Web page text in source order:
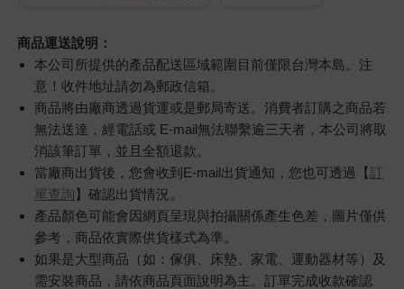
商品運送說明：
本公司所提供的產品配送區域範圍目前僅限台灣本島。注
意！收件地址請勿為郵政信箱。
商品將由廠商透過貨運或是郵局寄送。消費者訂購之商品若
無法送達，經電話或 E-mail無法聯繫逾三天者，本公司將取
消該筆訂單，並且全額退款。
當廠商出貨後，您會收到E-mail出貨通知，您也可透過【訂
單查詢】確認出貨情況。
產品顏色可能會因網頁呈現與拍攝關係產生色差，圖片僅供
參考，商品依實際供貨樣式為準。
如果是大型商品（如：傢俱、床墊、家電、運動器材等）及
需安裝商品，請依商品頁面說明為主。訂單完成收款確認